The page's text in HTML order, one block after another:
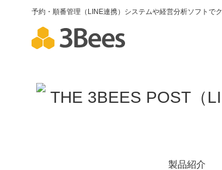
予約・順番管理（LINE連携）システムや経営分析ソフトで
製品紹介